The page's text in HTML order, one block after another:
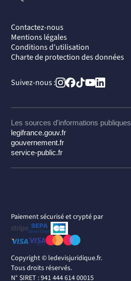
Contactez-nous
Mentions légales
Conditions d'utilisation
Charte de protection des données
Suivez-nous :
Les sources d'informations publiques
legifrance.gouv.fr
gouvernement.fr
service-public.fr
Paiement sécurisé et crypté par
Copyright © ledevisjuridique.fr.
Tous droits réservés.
N° SIRET : 941 444 614 00015